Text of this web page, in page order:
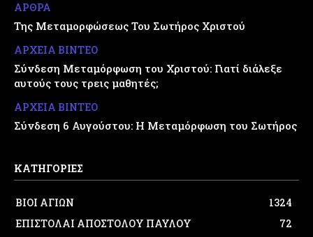
ΑΡΘΡΑ
Της Μεταμορφώσεως Του Σωτήρος Χριστού
ΑΡΧΕΙΑ ΒΙΝΤΕΟ
Σύνδεση Μεταμόρφωση του Χριστού: Γιατί διάλεξε
αυτούς τους τρεις μαθητές;
ΑΡΧΕΙΑ ΒΙΝΤΕΟ
Σύνδεση 6 Αυγούστου: Η Μεταμόρφωση του Σωτήρος
ΚΑΤΗΓΟΡΙΕΣ
ΒΙΟΙ ΑΓΙΩΝ
1324
ΕΠΙΣΤΟΛΑΙ ΑΠΟΣΤΟΛΟΥ ΠΑΥΛΟΥ
72